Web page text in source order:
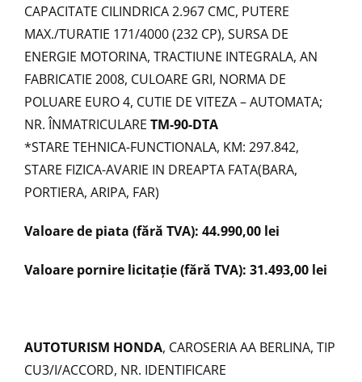
CAPACITATE CILINDRICA 2.967 CMC, PUTERE
MAX./TURATIE 171/4000 (232 CP), SURSA DE
ENERGIE MOTORINA, TRACTIUNE INTEGRALA, AN
FABRICATIE 2008, CULOARE GRI, NORMA DE
POLUARE EURO 4, CUTIE DE VITEZA – AUTOMATA;
NR. ÎNMATRICULARE TM-90-DTA
*STARE TEHNICA-FUNCTIONALA, KM: 297.842,
STARE FIZICA-AVARIE IN DREAPTA FATA(BARA,
PORTIERA, ARIPA, FAR)
Valoare de piata (fără TVA): 44.990,00 lei
Valoare pornire licitație (fără TVA): 31.493,00 lei
AUTOTURISM HONDA, CAROSERIA AA BERLINA, TIP
CU3/I/ACCORD, NR. IDENTIFICARE